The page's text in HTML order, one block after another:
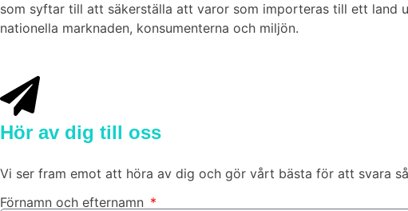
som syftar till att säkerställa att varor som importeras till ett land
nationella marknaden, konsumenterna och miljön.
Hör av dig till oss
Vi ser fram emot att höra av dig och gör vårt bästa för att svara
Förnamn och efternamn